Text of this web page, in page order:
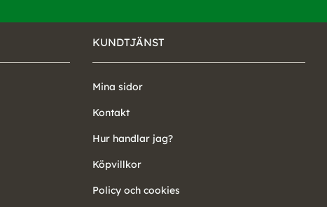
KUNDTJÄNST
Mina sidor
Kontakt
Hur handlar jag?
Köpvillkor
Policy och cookies